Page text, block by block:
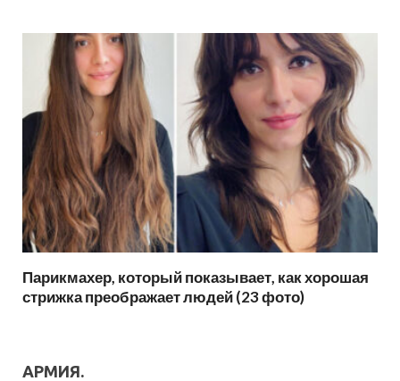
Парикмахер, который показывает, как хорошая
стрижка преображает людей (23 фото)
АРМИЯ.